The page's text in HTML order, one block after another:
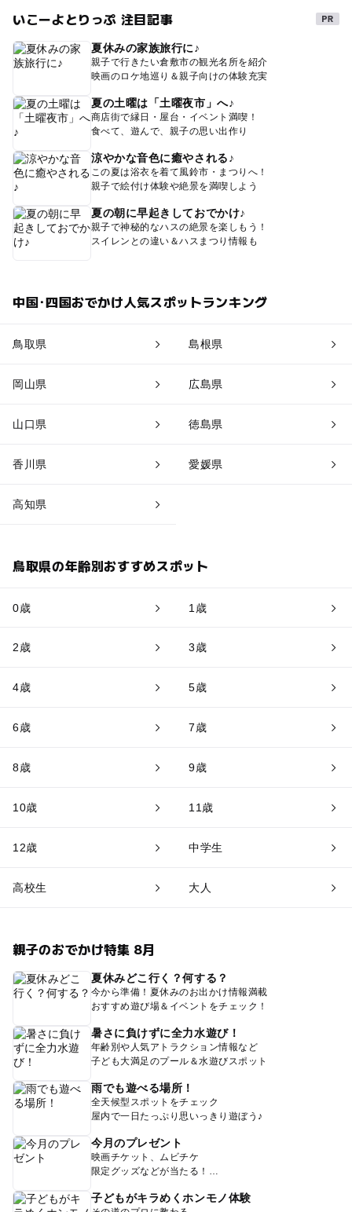
いこーよとりっぷ 注目記事
夏休みの家族旅行に♪
親子で行きたい倉敷市の観光名所を紹介
映画のロケ地巡り＆親子向けの体験充実
夏の土曜は「土曜夜市」へ♪
商店街で縁日・屋台・イベント満喫！
食べて、遊んで、親子の思い出作り
涼やかな音色に癒やされる♪
この夏は浴衣を着て風鈴市・まつりへ！
親子で絵付け体験や絶景を満喫しよう
夏の朝に早起きしておでかけ♪
親子で神秘的なハスの絶景を楽しもう！
スイレンとの違い＆ハスまつり情報も
中国･四国おでかけ人気スポットランキング
鳥取県 島根県
岡山県 広島県
山口県 徳島県
香川県 愛媛県
高知県
鳥取県の年齢別おすすめスポット
0歳 1歳
2歳 3歳
4歳 5歳
6歳 7歳
8歳 9歳
10歳 11歳
12歳 中学生
高校生 大人
親子のおでかけ特集 8月
夏休みどこ行く？何する？
今から準備！夏休みのお出かけ情報満載
おすすめ遊び場＆イベントをチェック！
暑さに負けずに全力水遊び！
年齢別や人気アトラクション情報など
子ども大満足のプール＆水遊びスポット
雨でも遊べる場所！
全天候型スポットをチェック
屋内で一日たっぷり思いっきり遊ぼう♪
今月のプレゼント
映画チケット、ムビチケ
限定グッズなどが当たる！
子どもがキラめくホンモノ体験